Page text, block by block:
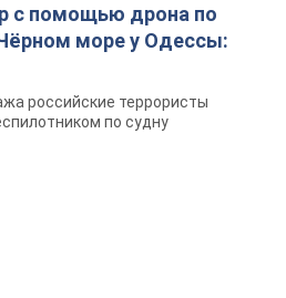
с помощью дрона по
море у Одессы:
российские террористы
по судну